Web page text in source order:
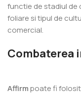
functie de stadiul de
foliare si tipul de
comercial.
Combaterea
Affirmpoate fi